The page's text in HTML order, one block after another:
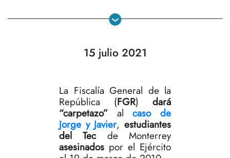
15 julio 2021
La Fiscalía General de la
República (FGR) dará
“carpetazo” al caso de
Jorge y Javier,estudiantes
del Tec de Monterrey
asesinados por el Ejército